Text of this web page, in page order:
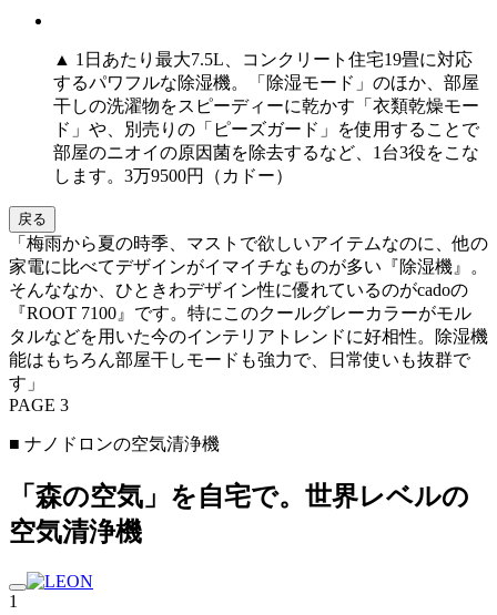
▲ 1日あたり最大7.5L、コンクリート住宅19畳に対応
するパワフルな除湿機。「除湿モード」のほか、部屋
干しの洗濯物をスピーディーに乾かす「衣類乾燥モー
ド」や、別売りの「ピーズガード」を使用することで
部屋のニオイの原因菌を除去するなど、1台3役をこな
します。3万9500円（カドー）
戻る
「梅雨から夏の時季、マストで欲しいアイテムなのに、他の
家電に比べてデザインがイマイチなものが多い『除湿機』。
そんななか、ひときわデザイン性に優れているのがcadoの
『ROOT 7100』です。特にこのクールグレーカラーがモル
タルなどを用いた今のインテリアトレンドに好相性。除湿機
能はもちろん部屋干しモードも強力で、日常使いも抜群で
す」
PAGE 3
■ ナノドロンの空気清浄機
「森の空気」を自宅で。世界レベルの
空気清浄機
1